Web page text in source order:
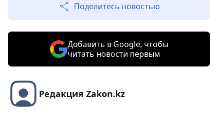
Поделитесь новостью
Добавить в Google, чтобы
читать новости первым
Редакция Zakon.kz